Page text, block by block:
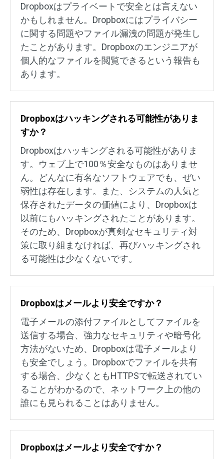
Dropboxはプライベートで安全とは言えない
かもしれません。Dropboxにはプライバシー
に関する問題やファイル漏洩の問題が発生し
たことがあります。Dropboxのエンジニアが
個人的なファイルを閲覧できるという報告も
あります。
Dropboxはハッキングされる可能性がありま
すか？
Dropboxはハッキングされる可能性がありま
す。ウェブ上で100％安全なものはありませ
ん。どんなに有名なソフトウェアでも、ぜい
弱性は存在します。また、システムの人気と
保存されたデータの価値により、Dropboxは
以前にもハッキングされたことがあります。
そのため、Dropboxが真剣なセキュリティ対
策に取り組まなければ、再びハッキングされ
る可能性は少なくないです。
Dropboxはメールより安全ですか？
電子メールの添付ファイルとしてファイルを
送信する場合、強力なセキュリティや暗号化
方法がないため、Dropboxは電子メールより
も安全でしょう。Dropboxでファイルを共有
する場合、少なくともHTTPSで転送されてい
ることがわかるので、ネットワーク上の他の
誰にも見られることはありません。
Dropboxはメールより安全ですか？